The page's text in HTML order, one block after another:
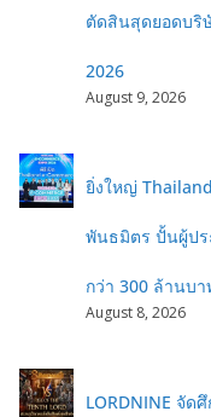
ตัดสินสุดยอดบริ
2026
August 9, 2026
ยิ่งใหญ่
พันธมิตร ปั้นผู้ปร
กว่า 300 ล้านบา
August 8, 2026
LORDNINE จัด